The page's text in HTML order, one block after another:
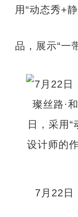
用“动态秀+
品，展示“一
7月22日